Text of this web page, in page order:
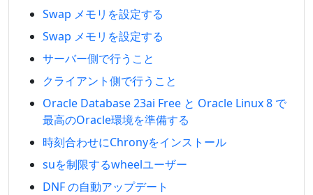
Swap メモリを設定する
Swap メモリを設定する
サーバー側で行うこと
クライアント側で行うこと
Oracle Database 23ai Free と Oracle Linux 8 で
最高のOracle環境を準備する
時刻合わせにChronyをインストール
suを制限するwheelユーザー
DNF の自動アップデート